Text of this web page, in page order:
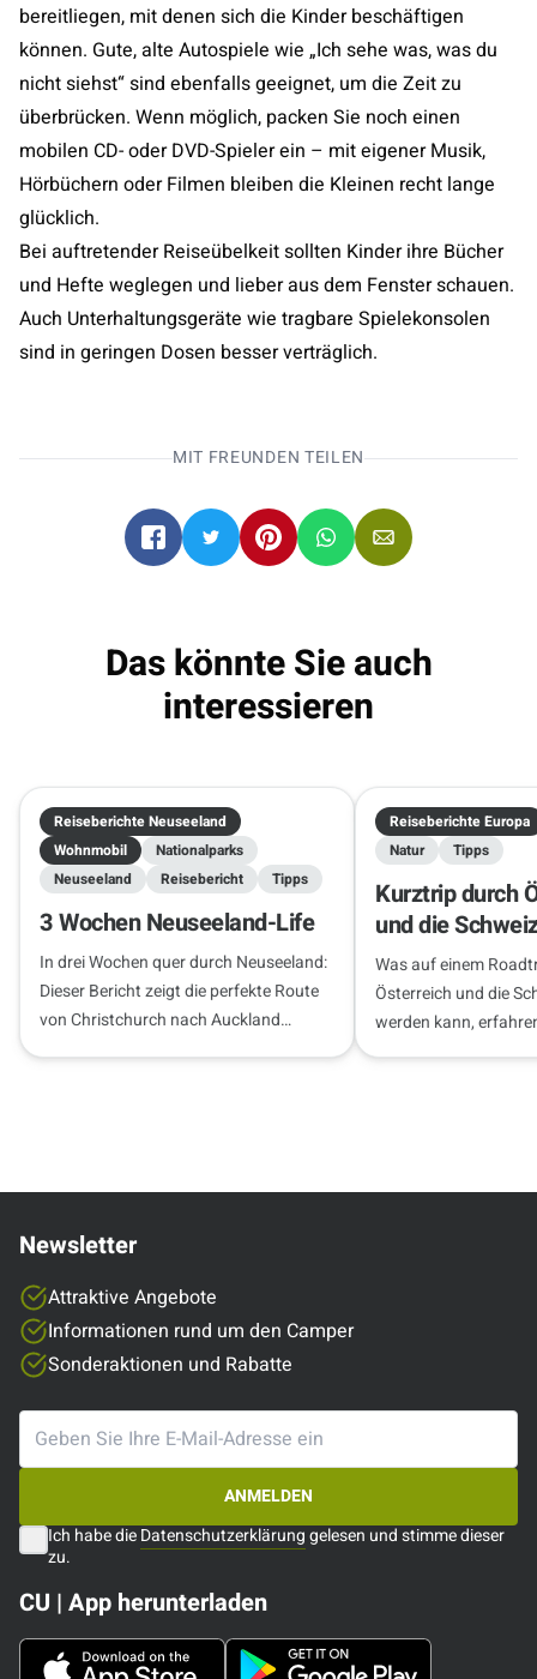
bereitliegen, mit denen sich die Kinder beschäftigen
können. Gute, alte Autospiele wie „Ich sehe was, was du
nicht siehst“ sind ebenfalls geeignet, um die Zeit zu
überbrücken. Wenn möglich, packen Sie noch einen
mobilen CD- oder DVD-Spieler ein – mit eigener Musik,
Hörbüchern oder Filmen bleiben die Kleinen recht lange
glücklich.
Bei auftretender Reiseübelkeit sollten Kinder ihre Bücher
und Hefte weglegen und lieber aus dem Fenster schauen.
Auch Unterhaltungsgeräte wie tragbare Spielekonsolen
sind in geringen Dosen besser verträglich.
MIT FREUNDEN TEILEN
Das könnte Sie auch
interessieren
Reiseberichte Neuseeland
Wohnmobil
Nationalparks
Neuseeland
Reisebericht Tipps
3 Wochen Neuseeland-Life
In drei Wochen quer durch Neuseeland:
Dieser Bericht zeigt die perfekte Route
von Christchurch nach Auckland
Reiseberichte Europa
Natur
Tipps
Kurztrip durch
und die
Was auf einem
Österreich und die
werden kann,
Reisebericht.
Newsletter
Attraktive Angebote
Informationen rund um den Camper
Sonderaktionen und Rabatte
ANMELDEN
Ich habe dieDatenschutzerklärunggelesen und stimme dieser
zu.
CU | App herunterladen